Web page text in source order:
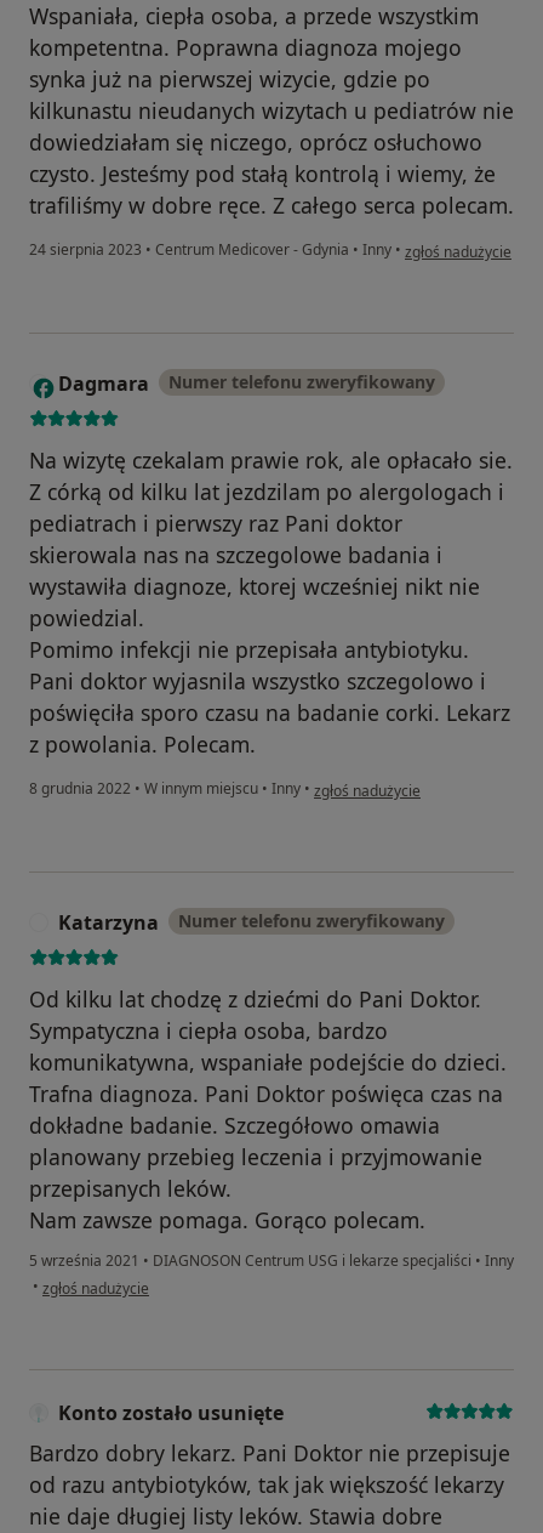
Wspaniała, ciepła osoba, a przede wszystkim
kompetentna. Poprawna diagnoza mojego
synka już na pierwszej wizycie, gdzie po
kilkunastu nieudanych wizytach u pediatrów nie
dowiedziałam się niczego, oprócz osłuchowo
czysto. Jesteśmy pod stałą kontrolą i wiemy, że
trafiliśmy w dobre ręce. Z całego serca polecam.
24 sierpnia 2023 • Centrum Medicover - Gdynia • Inny • w opinii
zgłoś nadużycie
D Dagmara Numer telefonu zweryfikowany
Na wizytę czekalam prawie rok, ale opłacało sie.
Z córką od kilku lat jezdzilam po alergologach i
pediatrach i pierwszy raz Pani doktor
skierowala nas na szczegolowe badania i
wystawiła diagnoze, ktorej wcześniej nikt nie
powiedzial.
Pomimo infekcji nie przepisała antybiotyku.
Pani doktor wyjasnila wszystko szczegolowo i
poświęciła sporo czasu na badanie corki. Lekarz
z powolania. Polecam.
8 grudnia 2022 • W innym miejscu • Inny • w opinii użytkownika Dagmara
zgłoś nadużycie
Katarzyna Numer telefonu zweryfikowany
Od kilku lat chodzę z dziećmi do Pani Doktor.
Sympatyczna i ciepła osoba, bardzo
komunikatywna, wspaniałe podejście do dzieci.
Trafna diagnoza. Pani Doktor poświęca czas na
dokładne badanie. Szczegółowo omawia
planowany przebieg leczenia i przyjmowanie
przepisanych leków.
Nam zawsze pomaga. Gorąco polecam.
5 września 2021 • DIAGNOSON Centrum USG i lekarze specjaliści • Inny
• w opinii użytkownika Katarzyna
zgłoś nadużycie
Konto zostało usunięte
Bardzo dobry lekarz. Pani Doktor nie przepisuje
od razu antybiotyków, tak jak większość lekarzy
nie daje długiej listy leków. Stawia dobre